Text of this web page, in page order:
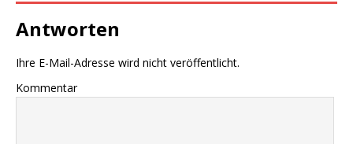
Antworten
Ihre E-Mail-Adresse wird nicht veröffentlicht.
Kommentar